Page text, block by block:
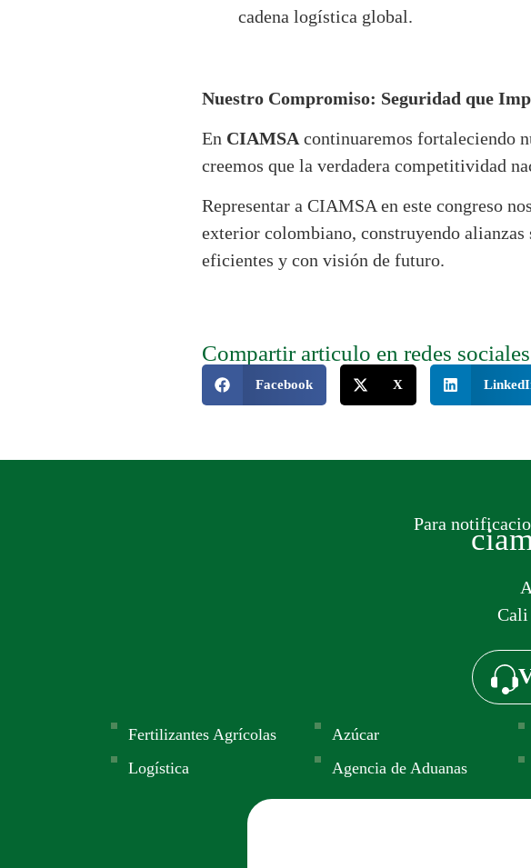
cadena logística global.
Nuestro Compromiso: Seguridad que
En CIAMSA continuaremos fortaleciendo
creemos que la verdadera competitividad
Representar a CIAMSA en este congreso
exterior colombiano, construyendo alianzas
eficientes y con visión de futuro.
Compartir articulo en redes
Facebook X
Para
Cali
Fertilizantes Agrícolas
Logística
Azúcar
Agencia de Aduanas